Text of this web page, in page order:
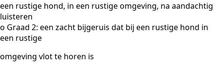
een rustige hond, in een rustige omgeving, na aandachtig
luisteren
o Graad 2: een zacht bijgeruis dat bij een rustige hond in
een rustige
omgeving vlot te horen is